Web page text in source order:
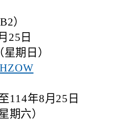
）
25日
期日）
114年8月25日
期六）